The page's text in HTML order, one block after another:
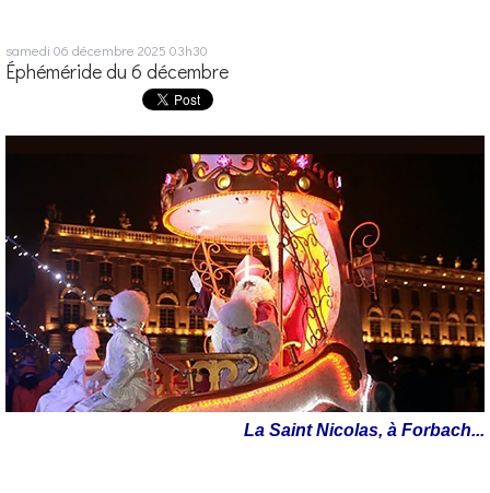
samedi 06 décembre 2025 03h30
Éphéméride du 6 décembre
La Saint Nicolas, à Forbach...